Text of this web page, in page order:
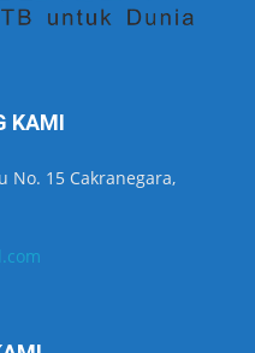
KAMI
No. 15 Cakranegara,